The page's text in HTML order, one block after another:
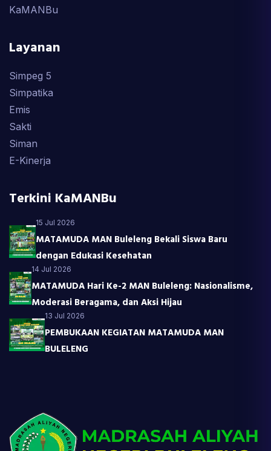
KaMANBu
Layanan
Simpeg 5
Simpatika
Emis
Sakti
Siman
E-Kinerja
Terkini KaMANBu
15 Jul 2026
MATAMUDA MAN Buleleng Bekali Siswa Baru
dengan Edukasi Kesehatan
14 Jul 2026
MATAMUDA Hari Ke-2 MAN Buleleng: Nasionalisme,
Moderasi Beragama, dan Aksi Hijau
13 Jul 2026
PEMBUKAAN KEGIATAN MATAMUDA MAN
BULELENG